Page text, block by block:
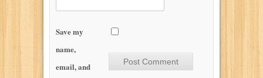
Save my
name,
email, and